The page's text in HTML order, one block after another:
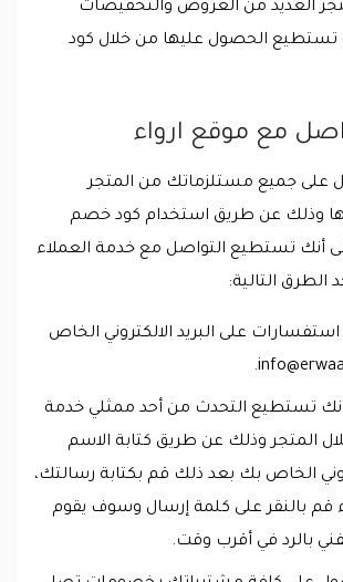
العديد من العروض والتخفيضات
تستطيع الحصول عليها من خلال كود
مع موقع ارواء
على جميع مستلزماتك من المتجر
لها وذلك عن طريق استخدام كود خصم
إلى أنك تستطيع التواصل مع خدمة العملاء
الطرق التالية:
على البريد الالكتروني الخاص
.
أنك تستطيع التحدث من أحد ممثلي خدمة
المتجر وذلك عن طريق كتابة الاسم
الخاص بك بعد ذلك قم بكتابة رسالتك،
قم بالنقر على كلمة إرسال وسوف يقوم
بالرد في أقرب وقت.